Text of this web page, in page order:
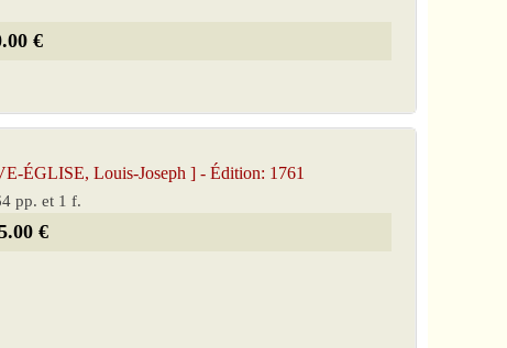
€
ÉGLISE, Louis-Joseph ] - Édition: 1761
pp. et 1 f.
€